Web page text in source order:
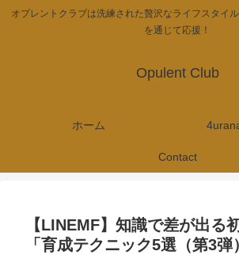
オプレントクラブは洗練された贅沢なライフスタイ
を通じて応援！
Opulent Club
ホーム
Contact
【LINEMF】知識で差が出る
「育成テクニック5選（第3